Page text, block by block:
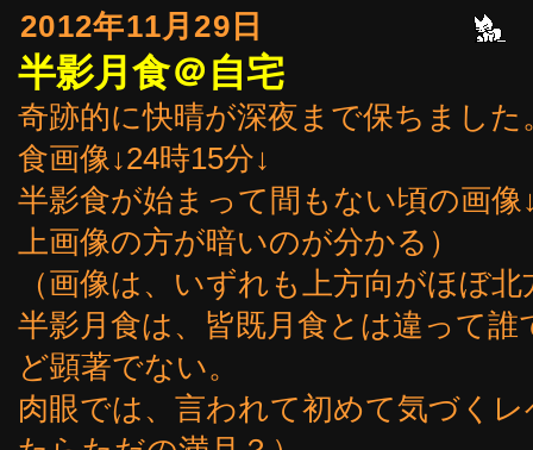
2012年11月29日
半影月食＠自宅
奇跡的に快晴が深夜まで保ちまし
食画像↓24時15分↓
半影食が始まって間もない頃の画像
上画像の方が暗いのが分かる）
（画像は、いずれも上方向がほぼ
半影月食は、皆既月食とは違って
ど顕著でない。
肉眼では、言われて初めて気づく